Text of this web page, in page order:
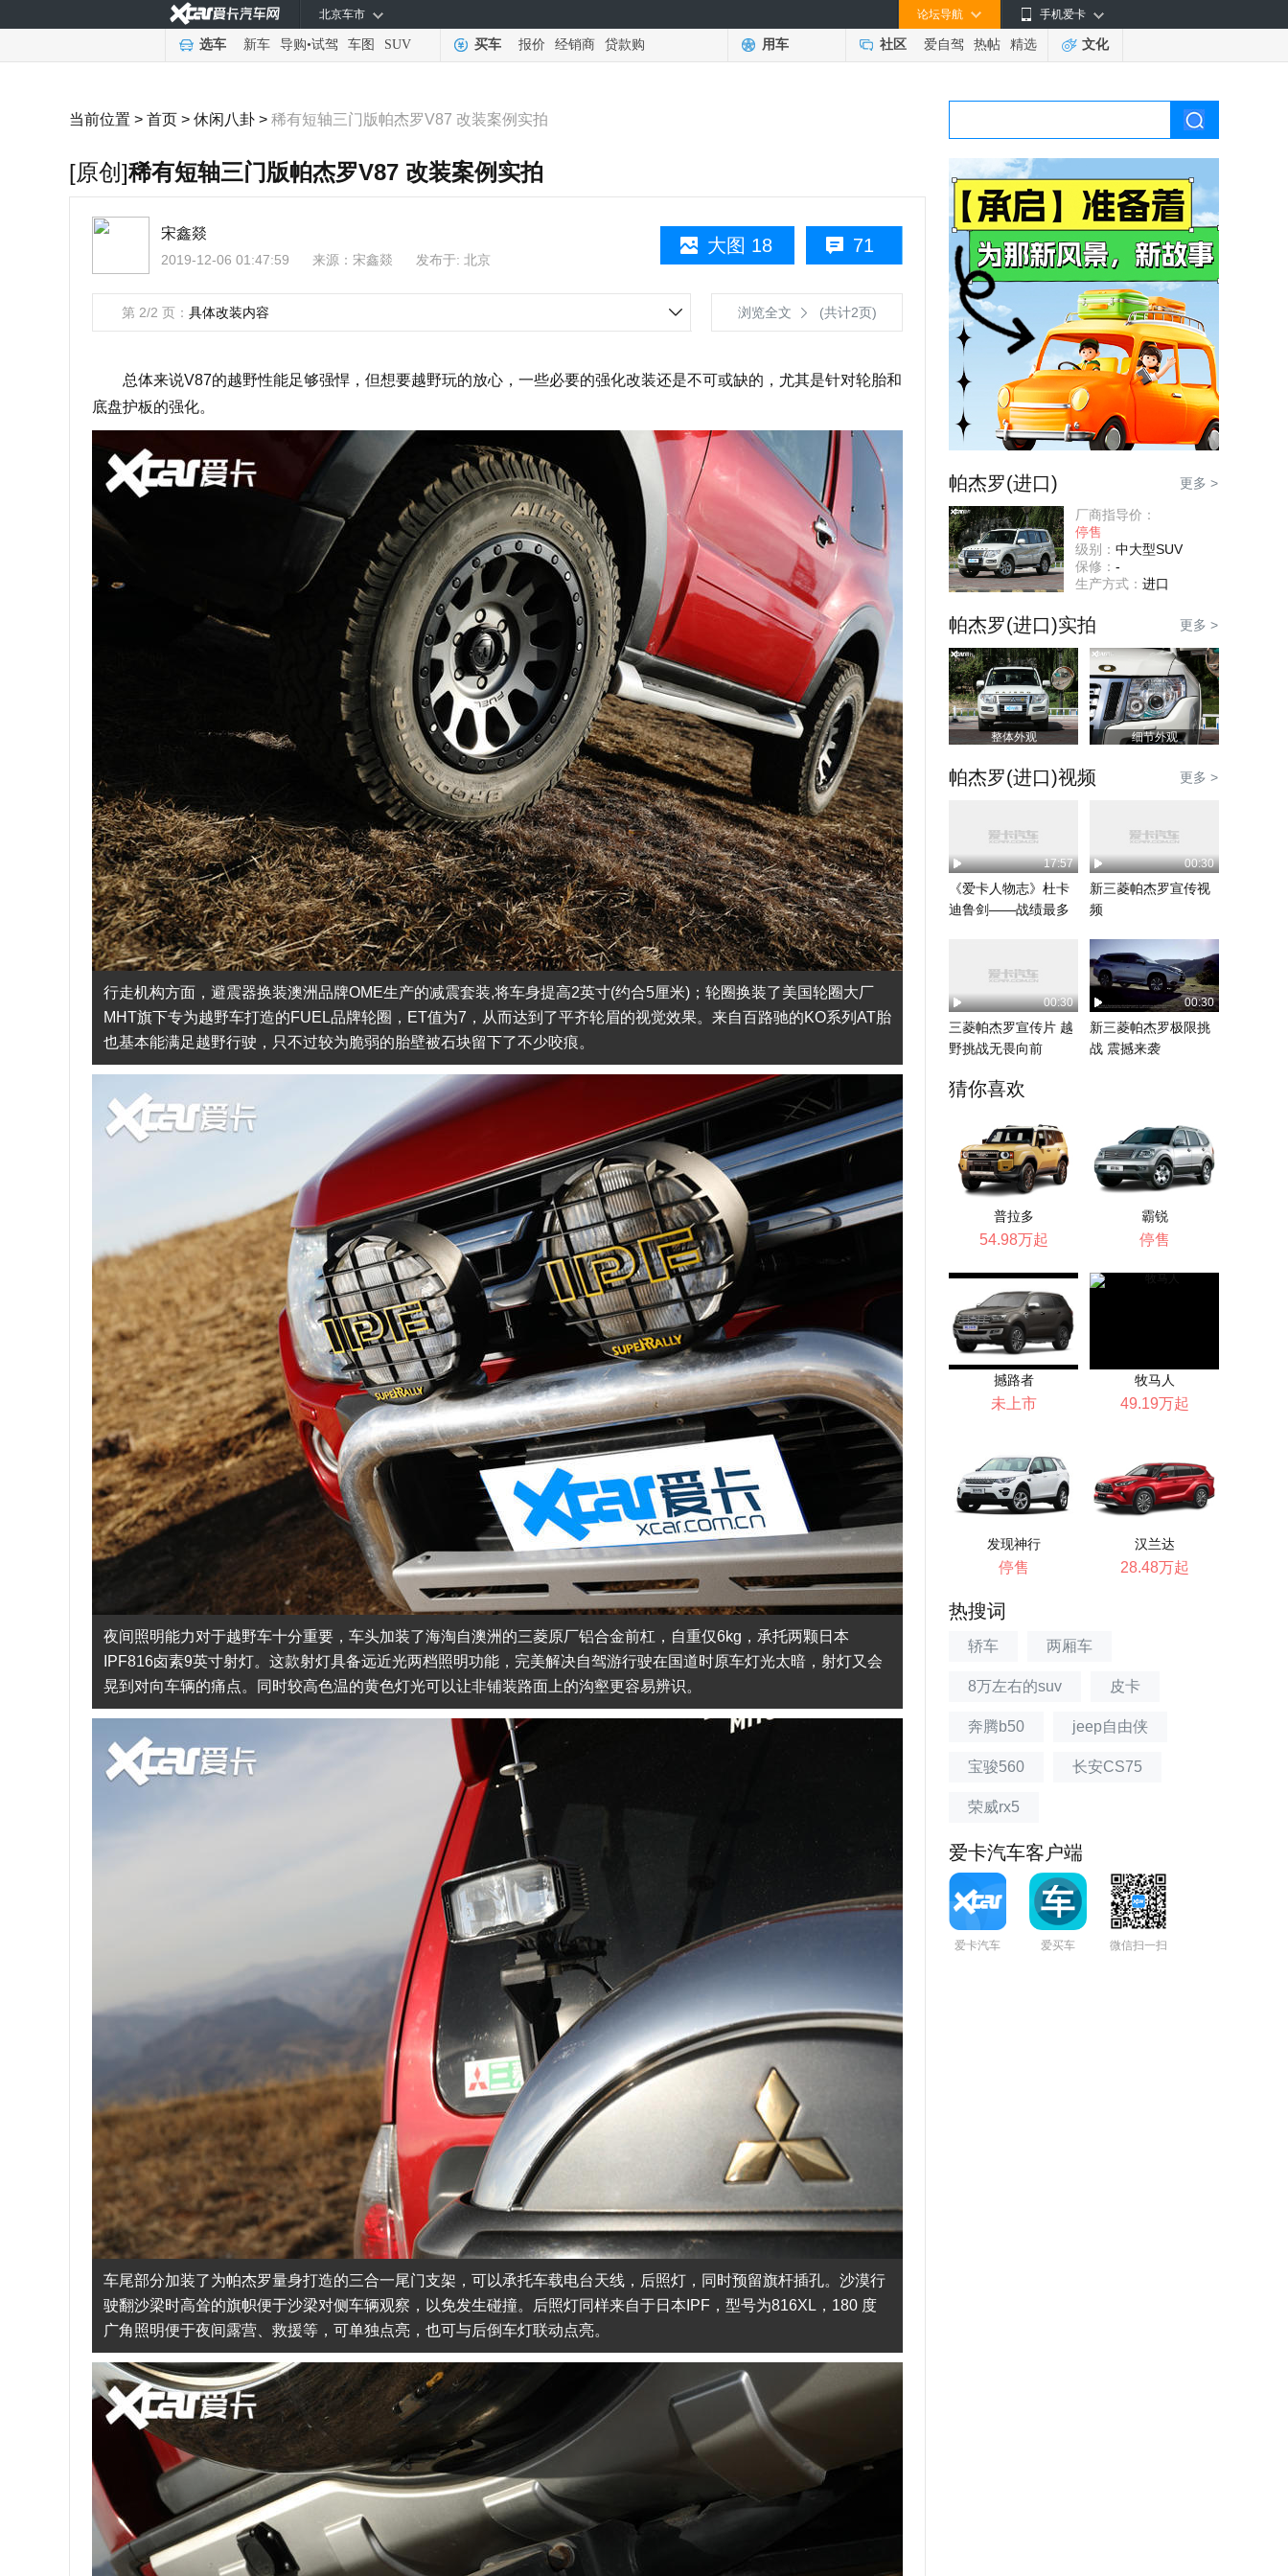
手机爱卡
论坛导航
北京车市
选车 新车 导购•试驾 车图 SUV 买车 报价 经销商 贷款购 用车 社区 爱自驾 热帖 精选 文化
当前位置 > 首页 > 休闲八卦 > 稀有短轴三门版帕杰罗V87 改装案例实拍
[原创]稀有短轴三门版帕杰罗V87 改装案例实拍
71
大图 18
宋鑫燚
2019-12-06 01:47:59 来源： 宋鑫燚 发布于: 北京
第 2/2 页： 具体改装内容 浏览全文 (共计2页)
总体来说V87的越野性能足够强悍，但想要越野玩的放心，一些必要的强化改装还是不可或缺的，尤其是针对轮胎和
底盘护板的强化。
行走机构方面，避震器换装澳洲品牌OME生产的减震套装,将车身提高2英寸(约合5厘米)；轮圈换装了美国轮圈大厂
MHT旗下专为越野车打造的FUEL品牌轮圈，ET值为7，从而达到了平齐轮眉的视觉效果。来自百路驰的KO系列AT胎
也基本能满足越野行驶，只不过较为脆弱的胎壁被石块留下了不少咬痕。
夜间照明能力对于越野车十分重要，车头加装了海淘自澳洲的三菱原厂铝合金前杠，自重仅6kg，承托两颗日本
IPF816卤素9英寸射灯。这款射灯具备远近光两档照明功能，完美解决自驾游行驶在国道时原车灯光太暗，射灯又会
晃到对向车辆的痛点。同时较高色温的黄色灯光可以让非铺装路面上的沟壑更容易辨识。
车尾部分加装了为帕杰罗量身打造的三合一尾门支架，可以承托车载电台天线，后照灯，同时预留旗杆插孔。沙漠行
驶翻沙梁时高耸的旗帜便于沙梁对侧车辆观察，以免发生碰撞。后照灯同样来自于日本IPF，型号为816XL，180 度
广角照明便于夜间露营、救援等，可单独点亮，也可与后倒车灯联动点亮。
帕杰罗(进口) 更多 >
厂商指导价：
停售
级别： 中大型SUV
保修： -
生产方式： 进口
帕杰罗(进口)实拍 更多 >
整体外观 细节外观
帕杰罗(进口)视频 更多 >
17:57
《爱卡人物志》杜卡
迪鲁剑——战绩最多
00:30
新三菱帕杰罗宣传视
频
00:30
三菱帕杰罗宣传片 越
野挑战无畏向前
00:30
新三菱帕杰罗极限挑
战 震撼来袭
猜你喜欢
普拉多
54.98万起
霸锐
停售
撼路者
未上市
牧马人
49.19万起
发现神行
停售
汉兰达
28.48万起
热搜词
轿车 两厢车
8万左右的suv 皮卡
奔腾b50 jeep自由侠
宝骏560 长安CS75
荣威rx5
爱卡汽车客户端
爱卡汽车 爱买车 微信扫一扫